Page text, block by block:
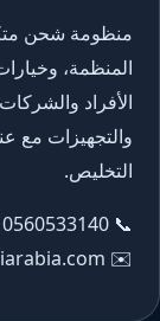
منظومة شحن
المنظمة،
الأفراد
والتجهيزات مع
التخليص.
📞
0560533140
✉️